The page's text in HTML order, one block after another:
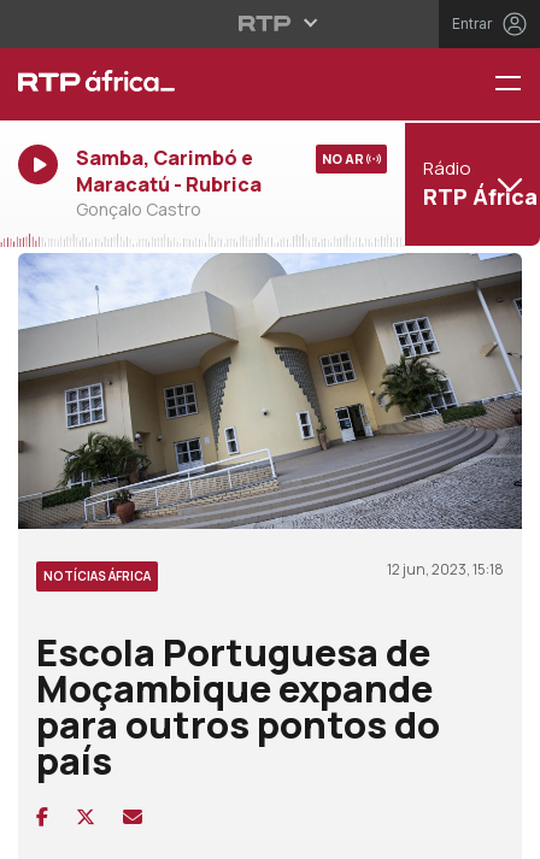
Entrar
Samba, Carimbó e
Maracatú - Rubrica
Gonçalo Castro
NO AR Rádio
RTP África
NOTÍCIAS ÁFRICA 12 jun, 2023, 15:18
Escola Portuguesa de
Moçambique expande
para outros pontos do
país